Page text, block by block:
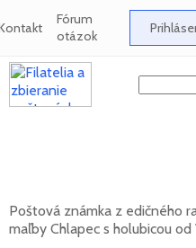
Fórum
otázok
Poštová známka z edičného
maľby Chlapec s holubicou